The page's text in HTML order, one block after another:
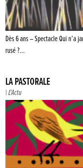
Dès 6 ans – Spectacle Qui n’a
rusé ?…
LA PASTORALE
|L'Actu